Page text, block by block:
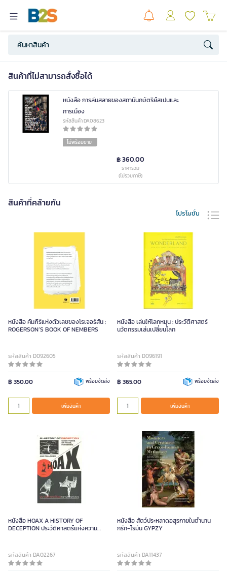
สินค้าที่ไม่สามารถสั่งซื้อได้
หนังสือ การล่มสลายของสถาบันกษัตริย์สเปนและ
การเมือง
รหัสสินค้า DA08623
ไม่พร้อมขาย
฿ 360.00
ราคารวม
(ไม่รวมภาษี)
สินค้าที่คล้ายกัน
โปรโมชั่น
หนังสือ คัมภีร์แห่งตัวเลขของโรเจอร์สัน :
ROGERSON’S BOOK OF NEMBERS
รหัสสินค้า D092605
฿ 350.00 พร้อมจัดส่ง
เพิ่มสินค้า
หนังสือ เล่นให้โลกหมุน : ประวัติศาสตร์
นวัตกรรมเล่นเปลี่ยนโลก
รหัสสินค้า D096191
฿ 365.00 พร้อมจัดส่ง
เพิ่มสินค้า
หนังสือ HOAX A HISTORY OF
DECEPTION ประวัติศาสตร์แห่งความ
รหัสสินค้า DA02267
หนังสือ สัตว์ประหลาดอสุรกายในตำนาน
กรีก-โรมัน GYPZY
รหัสสินค้า DA11437